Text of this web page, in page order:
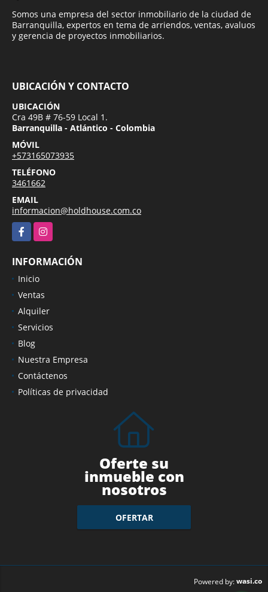
Somos una empresa del sector inmobiliario de la ciudad de
Barranquilla, expertos en tema de arriendos, ventas, avaluos
y gerencia de proyectos inmobiliarios.
UBICACIÓN Y CONTACTO
UBICACIÓN
Cra 49B # 76-59 Local 1.
Barranquilla - Atlántico - Colombia
MÓVIL
+573165073935
TELÉFONO
3461662
EMAIL
informacion@holdhouse.com.co
FacebookInstagram
INFORMACIÓN
Inicio
Ventas
Alquiler
Servicios
Blog
Nuestra Empresa
Contáctenos
Políticas de privacidad
Oferte su
inmueble con
nosotros
OFERTAR
Powered by:wasi.co